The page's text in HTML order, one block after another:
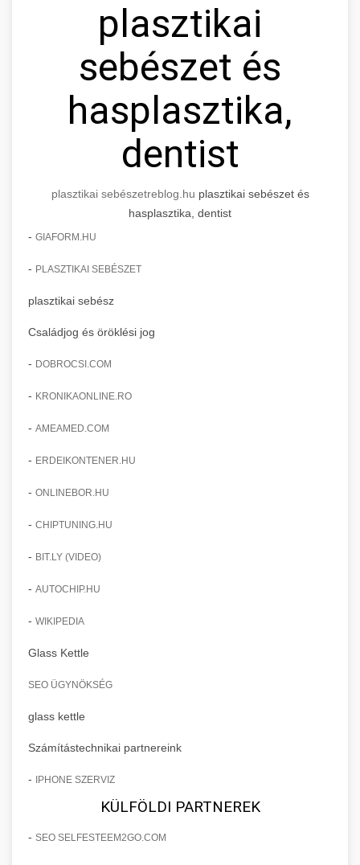
plasztikai
sebészet és
hasplasztika,
dentist
plasztikai sebészetreblog.hu plasztikai sebészet és
hasplasztika, dentist
- GIAFORM.HU
- PLASZTIKAI SEBÉSZET
plasztikai sebész
Családjog és öröklési jog
- DOBROCSI.COM
- KRONIKAONLINE.RO
- AMEAMED.COM
- ERDEIKONTENER.HU
- ONLINEBOR.HU
- CHIPTUNING.HU
- BIT.LY (VIDEO)
- AUTOCHIP.HU
- WIKIPEDIA
Glass Kettle
SEO ÜGYNÖKSÉG
glass kettle
Számítástechnikai partnereink
- IPHONE SZERVIZ
KÜLFÖLDI PARTNEREK
- SEO SELFESTEEM2GO.COM